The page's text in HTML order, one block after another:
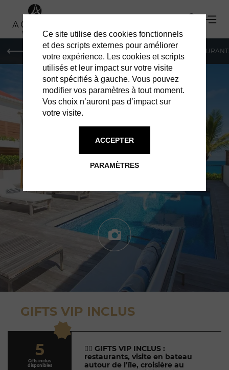
HOTELS VILLAS
GIFTS VIP INCLUS
5
Gifts inclus
disponibles
👉🏼 GIFTS VIP INCLUS :
restaurants, visite en bateau
autour de l’île, croisière au
VILLA GANESH
Ce site utilise des cookies fonctionnels
et des scripts externes pour améliorer
votre expérience. Les cookies et scripts
utilisés et leur impact sur votre visite
sont spécifiés à gauche. Vous pouvez
modifier vos paramètres à tout moment.
Vos choix n’auront pas d’impact sur
votre visite.
PARAMÈTRES
ACCEPTER